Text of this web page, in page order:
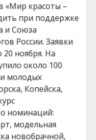
«Мир красоты –
при поддержке
и Союза
России. Заявки
20 ноября. На
около 100
молодых
Копейска,
номинаций:
модельная
новобрачной,